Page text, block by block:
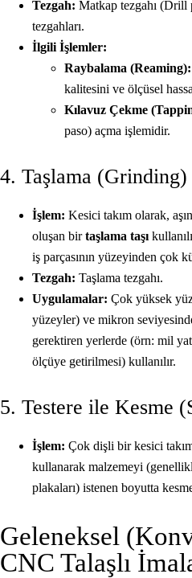
Tezgah: Matkap tezgahı (Drill
tezgahları.
İlgili İşlemler:
Raybalama (Reaming):
kalitesini ve ölçüsel
Kılavuz Çekme
paso) açma işlemidir.
4. Taşlama (Grinding)
İşlem: Kesici takım olarak,
oluşan birtaşlama taşı
iş parçasının yüzeyinden çok
Tezgah: Taşlama tezgahı.
Uygulamalar: Çok yüksek
yüzeyler) ve mikron
gerektiren yerlerde (örn: mil
ölçüye getirilmesi) kullanılır.
5. Testere ile Kesme
İşlem: Çok dişli bir kesici
kullanarak malzemeyi
plakaları) istenen boyutta
Geleneksel
CNC Talaşlı